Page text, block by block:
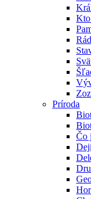
Príroda
Čo